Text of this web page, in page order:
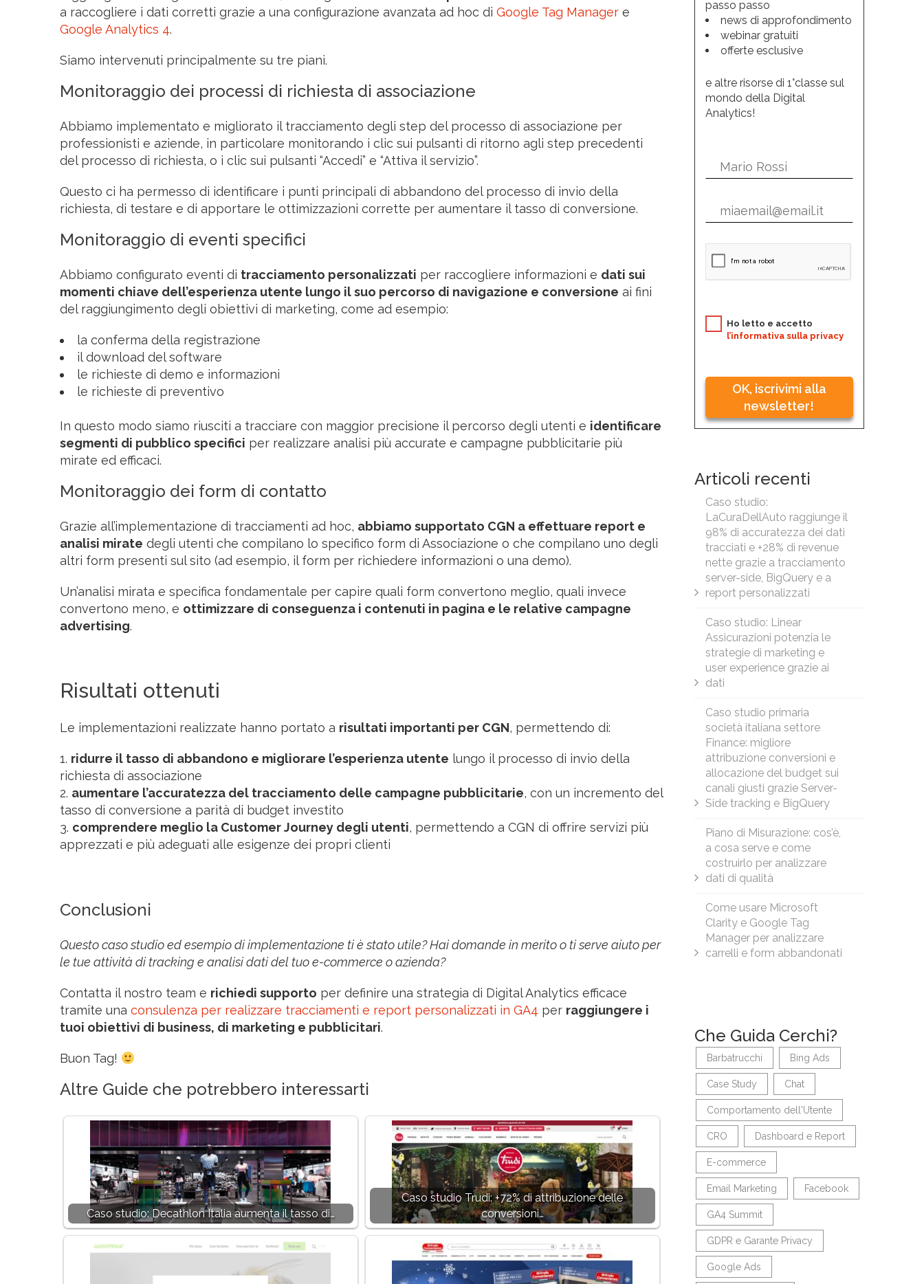
a raccogliere i dati corretti grazie a una configurazione avanzata ad hoc di Google Tag Manager e
Google Analytics 4.
Siamo intervenuti principalmente su tre piani.
Monitoraggio dei processi di richiesta di associazione
Abbiamo implementato e migliorato il tracciamento degli step del processo di associazione per
professionisti e aziende, in particolare monitorando i clic sui pulsanti di ritorno agli step precedenti
del processo di richiesta, o i clic sui pulsanti “Accedi” e “Attiva il servizio”.
Questo ci ha permesso di identificare i punti principali di abbandono del processo di invio della
richiesta, di testare e di apportare le ottimizzazioni corrette per aumentare il tasso di conversione.
Monitoraggio di eventi specifici
Abbiamo configurato eventi di tracciamento personalizzati per raccogliere informazioni e dati sui
momenti chiave dell’esperienza utente lungo il suo percorso di navigazione e conversione ai fini
del raggiungimento degli obiettivi di marketing, come ad esempio:
la conferma della registrazione
il download del software
le richieste di demo e informazioni
le richieste di preventivo
In questo modo siamo riusciti a tracciare con maggior precisione il percorso degli utenti e identificare
segmenti di pubblico specifici per realizzare analisi più accurate e campagne pubblicitarie più
mirate ed efficaci.
Monitoraggio dei form di contatto
Grazie all’implementazione di tracciamenti ad hoc, abbiamo supportato CGN a effettuare report e
analisi mirate degli utenti che compilano lo specifico form di Associazione o che compilano uno degli
altri form presenti sul sito (ad esempio, il form per richiedere informazioni o una demo).
Un’analisi mirata e specifica fondamentale per capire quali form convertono meglio, quali invece
convertono meno, e ottimizzare di conseguenza i contenuti in pagina e le relative campagne
advertising.
Risultati ottenuti
Le implementazioni realizzate hanno portato a risultati importanti per CGN, permettendo di:
ridurre il tasso di abbandono e migliorare l’esperienza utente lungo il processo di invio della
richiesta di associazione
aumentare l’accuratezza del tracciamento delle campagne pubblicitarie, con un incremento del
tasso di conversione a parità di budget investito
comprendere meglio la Customer Journey degli utenti, permettendo a CGN di offrire servizi più
apprezzati e più adeguati alle esigenze dei propri clienti
Conclusioni
Questo caso studio ed esempio di implementazione ti è stato utile? Hai domande in merito o ti serve aiuto per
le tue attività di tracking e analisi dati del tuo e-commerce o azienda?
Contatta il nostro team e richiedi supporto per definire una strategia di Digital Analytics efficace
tramite una consulenza per realizzare tracciamenti e report personalizzati in GA4 per raggiungere i
tuoi obiettivi di business, di marketing e pubblicitari.
Buon Tag!
Altre Guide che potrebbero interessarti
Caso studio: Decathlon Italia aumenta il tasso di…
Caso studio Trudi: +72% di attribuzione delle
conversioni…
passo passo
news di approfondimento
webinar gratuiti
offerte esclusive
e altre risorse di 1°classe sul
mondo della Digital
Analytics!
Ho letto e accetto
l’informativa sulla privacy
OK, iscrivimi alla
newsletter!
Articoli recenti
Caso studio:
LaCuraDellAuto raggiunge il
98% di accuratezza dei dati
tracciati e +28% di revenue
nette grazie a tracciamento
server-side, BigQuery e a
report personalizzati
Caso studio: Linear
Assicurazioni potenzia le
strategie di marketing e
user experience grazie ai
dati
Caso studio primaria
società italiana settore
Finance: migliore
attribuzione conversioni e
allocazione del budget sui
canali giusti grazie Server-
Side tracking e BigQuery
Piano di Misurazione: cos’è,
a cosa serve e come
costruirlo per analizzare
dati di qualità
Come usare Microsoft
Clarity e Google Tag
Manager per analizzare
carrelli e form abbandonati
Che Guida Cerchi?
Barbatrucchi Bing Ads
Case Study Chat
Comportamento dell'Utente
CRO Dashboard e Report
E-commerce
Email Marketing Facebook
GA4 Summit
GDPR e Garante Privacy
Google Ads